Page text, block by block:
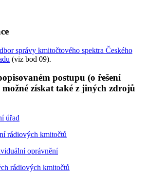
správy kmitočtového spektra Českého
(viz bod 09).
postupu (o řešení
možné získat také z jiných zdrojů
úřad
rádiových kmitočtů
oprávnění
rádiových kmitočtů